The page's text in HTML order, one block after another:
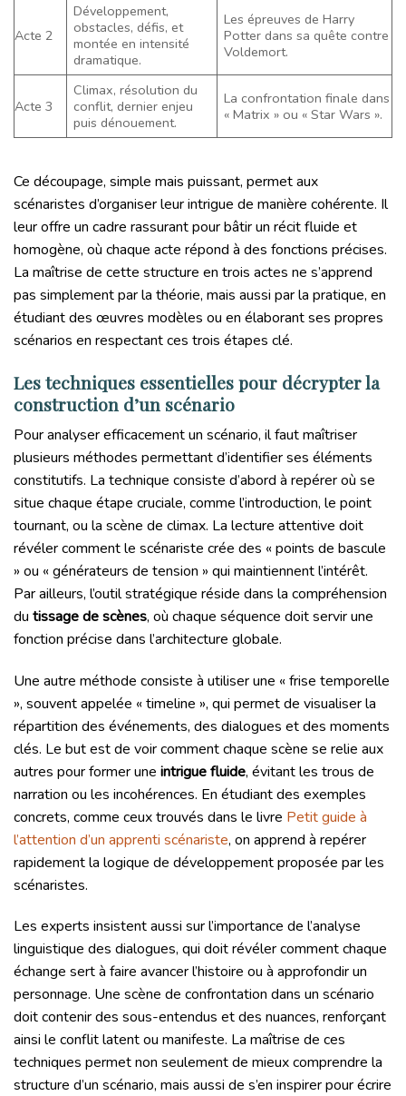
Acte 2
Développement,
obstacles, défis, et
montée en intensité
dramatique.
Les épreuves de Harry
Potter dans sa quête contre
Voldemort.
Acte 3
Climax, résolution du
conflit, dernier enjeu
puis dénouement.
La confrontation finale dans
« Matrix » ou « Star Wars ».
Ce découpage, simple mais puissant, permet aux
scénaristes d’organiser leur intrigue de manière cohérente. Il
leur offre un cadre rassurant pour bâtir un récit fluide et
homogène, où chaque acte répond à des fonctions précises.
La maîtrise de cette structure en trois actes ne s’apprend
pas simplement par la théorie, mais aussi par la pratique, en
étudiant des œuvres modèles ou en élaborant ses propres
scénarios en respectant ces trois étapes clé.
Les techniques essentielles pour décrypter la
construction d’un scénario
Pour analyser efficacement un scénario, il faut maîtriser
plusieurs méthodes permettant d’identifier ses éléments
constitutifs. La technique consiste d’abord à repérer où se
situe chaque étape cruciale, comme l’introduction, le point
tournant, ou la scène de climax. La lecture attentive doit
révéler comment le scénariste crée des « points de bascule
» ou « générateurs de tension » qui maintiennent l’intérêt.
Par ailleurs, l’outil stratégique réside dans la compréhension
du tissage de scènes, où chaque séquence doit servir une
fonction précise dans l’architecture globale.
Une autre méthode consiste à utiliser une « frise temporelle
», souvent appelée « timeline », qui permet de visualiser la
répartition des événements, des dialogues et des moments
clés. Le but est de voir comment chaque scène se relie aux
autres pour former une intrigue fluide, évitant les trous de
narration ou les incohérences. En étudiant des exemples
concrets, comme ceux trouvés dans le livre Petit guide à
l’attention d’un apprenti scénariste, on apprend à repérer
rapidement la logique de développement proposée par les
scénaristes.
Les experts insistent aussi sur l’importance de l’analyse
linguistique des dialogues, qui doit révéler comment chaque
échange sert à faire avancer l’histoire ou à approfondir un
personnage. Une scène de confrontation dans un scénario
doit contenir des sous-entendus et des nuances, renforçant
ainsi le conflit latent ou manifeste. La maîtrise de ces
techniques permet non seulement de mieux comprendre la
structure d’un scénario, mais aussi de s’en inspirer pour écrire